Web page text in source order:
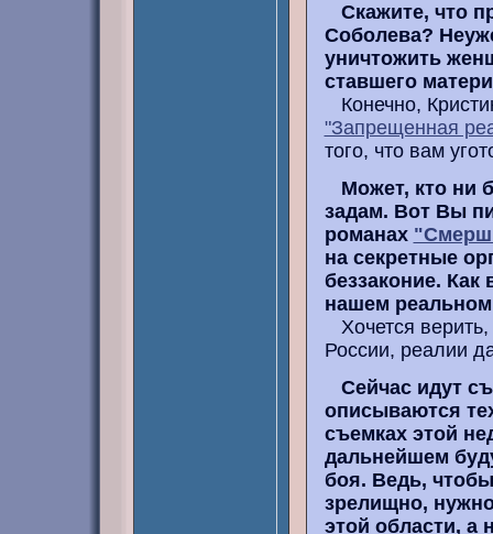
Скажите, что
Соболева?
уничтожить
ставшего
Конечно,
"Запрещенная
того, что вам
Может, кто ни
задам. Вот Вы
романах
на секретные
беззаконие. Как
нашем
Хочется верить,
России, реалии
Сейчас идут
описываются
съемках этой
дальнейшем
боя. Ведь,
зрелищно,
этой области, а